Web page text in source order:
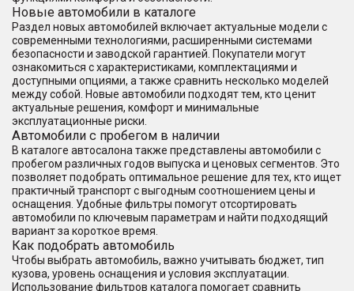
Новые автомобили в каталоге
Раздел новых автомобилей включает актуальные модели с
современными технологиями, расширенными системами
безопасности и заводской гарантией. Покупатели могут
ознакомиться с характеристиками, комплектациями и
доступными опциями, а также сравнить несколько моделей
между собой. Новые автомобили подходят тем, кто ценит
актуальные решения, комфорт и минимальные
эксплуатационные риски.
Автомобили с пробегом в наличии
В каталоге автосалона также представлены автомобили с
пробегом различных годов выпуска и ценовых сегментов. Это
позволяет подобрать оптимальное решение для тех, кто ищет
практичный транспорт с выгодным соотношением цены и
оснащения. Удобные фильтры помогут отсортировать
автомобили по ключевым параметрам и найти подходящий
вариант за короткое время.
Как подобрать автомобиль
Чтобы выбрать автомобиль, важно учитывать бюджет, тип
кузова, уровень оснащения и условия эксплуатации.
Использование фильтров каталога помогает сравнить